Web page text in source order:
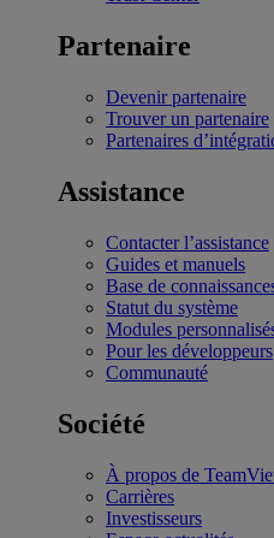
Partenaire
Devenir partenaire
Trouver un partenaire
Partenaires
Assistance
Contacter l’assistance
Guides et manuels
Base de
Statut du système
Modules
Pour les développeurs
Communauté
Société
À propos de
Carrières
Investisseurs